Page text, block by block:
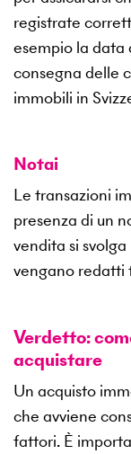
registrate
esempio la data
consegna delle
immobili in
Notai
Le transazioni
presenza di un
vendita si
vengano redatti
Verdetto:
acquistare
Un acquisto
che avviene
fattori. È